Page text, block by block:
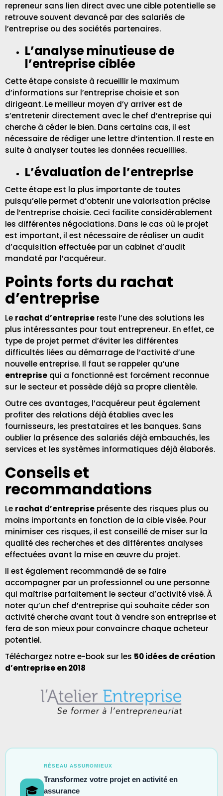
repreneur sans lien direct avec une cible potentielle se
retrouve souvent devancé par des salariés de
l’entreprise ou des sociétés partenaires.
L’analyse minutieuse de
l’entreprise ciblée
Cette étape consiste à recueillir le maximum
d’informations sur l’entreprise choisie et son
dirigeant. Le meilleur moyen d’y arriver est de
s’entretenir directement avec le chef d’entreprise qui
cherche à céder le bien. Dans certains cas, il est
nécessaire de rédiger une lettre d’intention. Il reste en
suite à analyser toutes les données recueillies.
L’évaluation de l’entreprise
Cette étape est la plus importante de toutes
puisqu’elle permet d’obtenir une valorisation précise
de l’entreprise choisie. Ceci facilite considérablement
les différentes négociations. Dans le cas où le projet
est important, il est nécessaire de réaliser un audit
d’acquisition effectuée par un cabinet d’audit
mandaté par l’acquéreur.
Points forts du rachat
d’entreprise
Le rachat d’entreprise reste l’une des solutions les
plus intéressantes pour tout entrepreneur. En effet, ce
type de projet permet d’éviter les différentes
difficultés liées au démarrage de l’activité d’une
nouvelle entreprise. Il faut se rappeler qu’une
entreprise qui a fonctionné est forcément reconnue
sur le secteur et possède déjà sa propre clientèle.
Outre ces avantages, l’acquéreur peut également
profiter des relations déjà établies avec les
fournisseurs, les prestataires et les banques. Sans
oublier la présence des salariés déjà embauchés, les
services et les systèmes informatiques déjà élaborés.
Conseils et
recommandations
Le rachat d’entreprise présente des risques plus ou
moins importants en fonction de la cible visée. Pour
minimiser ces risques, il est conseillé de miser sur la
qualité des recherches et des différentes analyses
effectuées avant la mise en œuvre du projet.
Il est également recommandé de se faire
accompagner par un professionnel ou une personne
qui maîtrise parfaitement le secteur d’activité visé. À
noter qu’un chef d’entreprise qui souhaite céder son
activité cherche avant tout à vendre son entreprise et
fera de son mieux pour convaincre chaque acheteur
potentiel.
Téléchargez notre e-book sur les 50 idées de création
d’entreprise en 2018
🎓
RÉSEAU ASSUROMIEUX
Transformez votre projet en activité en
assurance